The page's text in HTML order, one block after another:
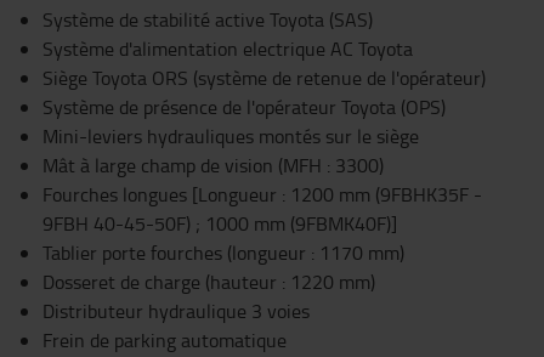
Système de stabilité active Toyota (SAS)
Système d'alimentation electrique AC Toyota
Siège Toyota ORS (système de retenue de l'opérateur)
Système de présence de l'opérateur Toyota (OPS)
Mini-leviers hydrauliques montés sur le siège
Mât à large champ de vision (MFH : 3300)
Fourches longues [Longueur : 1200 mm (9FBHK35F -
9FBH 40-45-50F) ; 1000 mm (9FBMK40F)]
Tablier porte fourches (longueur : 1170 mm)
Dosseret de charge (hauteur : 1220 mm)
Distributeur hydraulique 3 voies
Frein de parking automatique